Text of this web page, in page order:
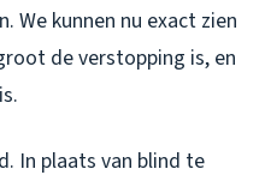
We kunnen nu exact zien
de verstopping is, en
In plaats van blind te